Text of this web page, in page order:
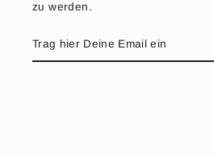
zu werden.
HIER
DEINE